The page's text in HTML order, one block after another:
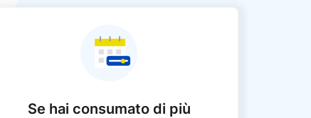
Se hai consumato di più